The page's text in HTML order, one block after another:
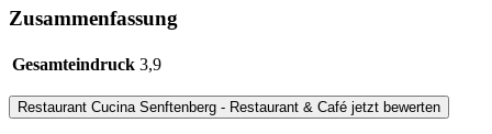
Zusammenfassung
Gesamteindruck 3,9
Restaurant Cucina Senftenberg - Restaurant & Café jetzt bewerten